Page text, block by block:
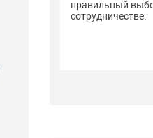
правильный
сотрудничестве.